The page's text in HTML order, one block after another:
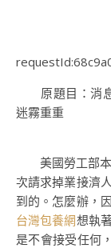
原題目：消息
迷霧重重
美國勞工部本
次請求掉業接濟
到的。怎麼辦，
台灣包養網想執
是不會接受任何